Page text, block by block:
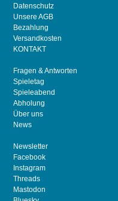
Datenschutz
Unsere AGB
Bezahlung
Versandkosten
KONTAKT
Fragen & Antworten
Spieletag
Spieleabend
Abholung
Über uns
News
Newsletter
Facebook
Instagram
Threads
Mastodon